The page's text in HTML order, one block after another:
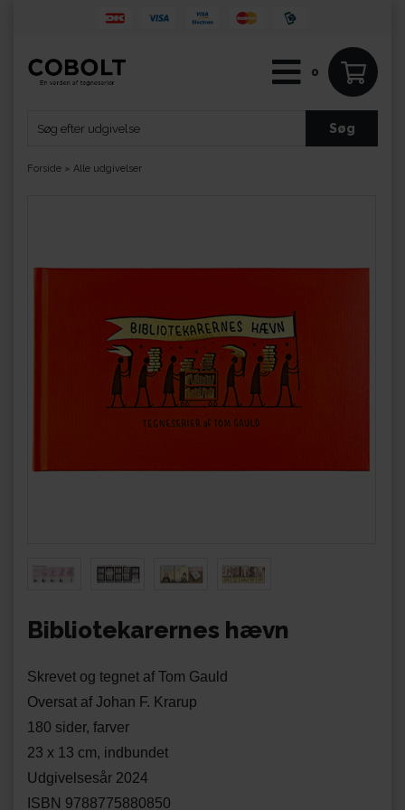
0
Forside » Alle udgivelser
Bibliotekarernes hævn
Skrevet og tegnet af Tom Gauld
Oversat af Johan F. Krarup
180 sider, farver
23 x 13 cm, indbundet
Udgivelsesår 2024
ISBN 9788775880850